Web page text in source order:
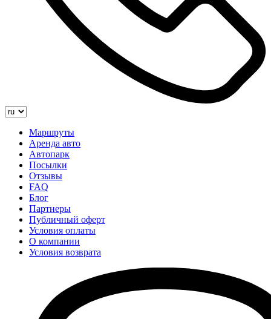
Маршруты
Аренда авто
Автопарк
Посылки
Отзывы
FAQ
Блог
Партнеры
Публичный оферт
Условия оплаты
О компании
Условия возврата